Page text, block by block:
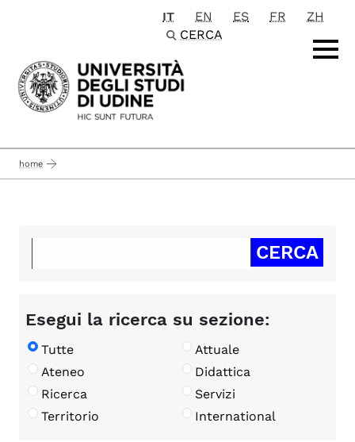
Passa al contenuto principale
IT EN ES FR
ZH
CERCA
home
Esegui la ricerca su sezione:
Tutte
Attuale
Ateneo
Didattica
Ricerca
Servizi
Territorio
International